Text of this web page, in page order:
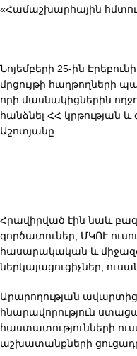
«Համաշխարհային
Նոյեմբերի 25-ին
մրցույթի հաղթողների
որի մասնակիցներին
հանձնել ՀՀ կրթության
Աշոտյանը:
Հրավիրված էին նաև
գործատուներ, ՄԿՈՒ
հասարակական և
ներկայացուցիչներ,
Արարողության
հնարավորություն
հաստատությունների
աշխատանքների